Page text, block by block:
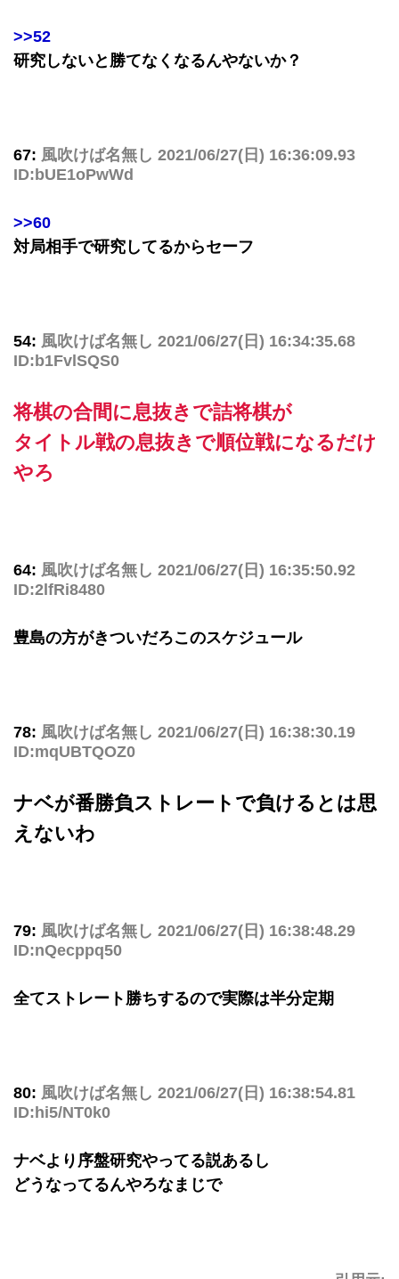
>>52
研究しないと勝てなくなるんやないか？
67: 風吹けば名無し 2021/06/27(日) 16:36:09.93
ID:bUE1oPwWd
>>60
対局相手で研究してるからセーフ
54: 風吹けば名無し 2021/06/27(日) 16:34:35.68
ID:b1FvlSQS0
将棋の合間に息抜きで詰将棋が
タイトル戦の息抜きで順位戦になるだけ
やろ
64: 風吹けば名無し 2021/06/27(日) 16:35:50.92
ID:2lfRi8480
豊島の方がきついだろこのスケジュール
78: 風吹けば名無し 2021/06/27(日) 16:38:30.19
ID:mqUBTQOZ0
ナベが番勝負ストレートで負けるとは思
えないわ
79: 風吹けば名無し 2021/06/27(日) 16:38:48.29
ID:nQecppq50
全てストレート勝ちするので実際は半分定期
80: 風吹けば名無し 2021/06/27(日) 16:38:54.81
ID:hi5/NT0k0
ナベより序盤研究やってる説あるし
どうなってるんやろなまじで